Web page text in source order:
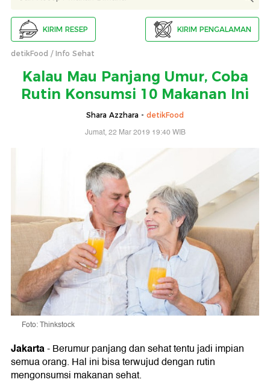
KIRIM RESEP KIRIM PENGALAMAN
detikFood Info Sehat
Kalau Mau Panjang Umur, Coba
Rutin Konsumsi 10 Makanan Ini
Shara Azzhara - detikFood
Jumat, 22 Mar 2019 19:40 WIB
Foto: Thinkstock
Jakarta- Berumur panjang dan sehat tentu jadi impian
semua orang. Hal ini bisa terwujud dengan rutin
mengonsumsi makanan sehat.